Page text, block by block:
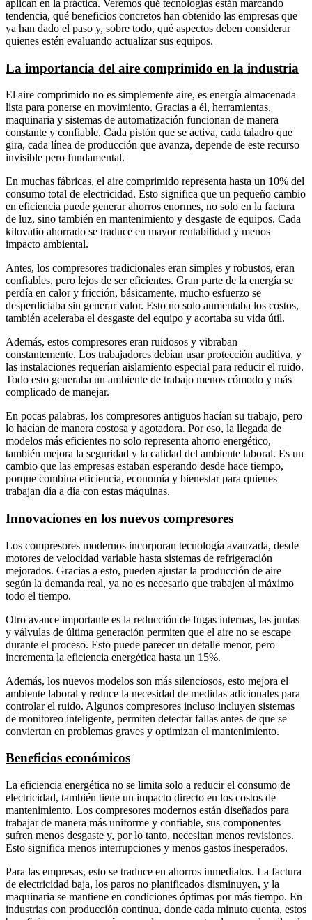
aplican en la práctica. Veremos qué tecnologías están marcando
tendencia, qué beneficios concretos han obtenido las empresas que
ya han dado el paso y, sobre todo, qué aspectos deben considerar
quienes estén evaluando actualizar sus equipos.
La importancia del aire comprimido en la industria
El aire comprimido no es simplemente aire, es energía almacenada
lista para ponerse en movimiento. Gracias a él, herramientas,
maquinaria y sistemas de automatización funcionan de manera
constante y confiable. Cada pistón que se activa, cada taladro que
gira, cada línea de producción que avanza, depende de este recurso
invisible pero fundamental.
En muchas fábricas, el aire comprimido representa hasta un 10% del
consumo total de electricidad. Esto significa que un pequeño cambio
en eficiencia puede generar ahorros enormes, no solo en la factura
de luz, sino también en mantenimiento y desgaste de equipos. Cada
kilovatio ahorrado se traduce en mayor rentabilidad y menos
impacto ambiental.
Antes, los compresores tradicionales eran simples y robustos, eran
confiables, pero lejos de ser eficientes. Gran parte de la energía se
perdía en calor y fricción, básicamente, mucho esfuerzo se
desperdiciaba sin generar valor. Esto no solo aumentaba los costos,
también aceleraba el desgaste del equipo y acortaba su vida útil.
Además, estos compresores eran ruidosos y vibraban
constantemente. Los trabajadores debían usar protección auditiva, y
las instalaciones requerían aislamiento especial para reducir el ruido.
Todo esto generaba un ambiente de trabajo menos cómodo y más
complicado de manejar.
En pocas palabras, los compresores antiguos hacían su trabajo, pero
lo hacían de manera costosa y agotadora. Por eso, la llegada de
modelos más eficientes no solo representa ahorro energético,
también mejora la seguridad y la calidad del ambiente laboral. Es un
cambio que las empresas estaban esperando desde hace tiempo,
porque combina eficiencia, economía y bienestar para quienes
trabajan día a día con estas máquinas.
Innovaciones en los nuevos compresores
Los compresores modernos incorporan tecnología avanzada, desde
motores de velocidad variable hasta sistemas de refrigeración
mejorados. Gracias a esto, pueden ajustar la producción de aire
según la demanda real, ya no es necesario que trabajen al máximo
todo el tiempo.
Otro avance importante es la reducción de fugas internas, las juntas
y válvulas de última generación permiten que el aire no se escape
durante el proceso. Esto puede parecer un detalle menor, pero
incrementa la eficiencia energética hasta un 15%.
Además, los nuevos modelos son más silenciosos, esto mejora el
ambiente laboral y reduce la necesidad de medidas adicionales para
controlar el ruido. Algunos compresores incluso incluyen sistemas
de monitoreo inteligente, permiten detectar fallas antes de que se
conviertan en problemas graves y optimizan el mantenimiento.
Beneficios económicos
La eficiencia energética no se limita solo a reducir el consumo de
electricidad, también tiene un impacto directo en los costos de
mantenimiento. Los compresores modernos están diseñados para
trabajar de manera más uniforme y confiable, sus componentes
sufren menos desgaste y, por lo tanto, necesitan menos revisiones.
Esto significa menos interrupciones y menos gastos inesperados.
Para las empresas, esto se traduce en ahorros inmediatos. La factura
de electricidad baja, los paros no planificados disminuyen, y la
maquinaria se mantiene en condiciones óptimas por más tiempo. En
industrias con producción continua, donde cada minuto cuenta, estos